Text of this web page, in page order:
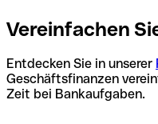
Vereinfachen
Entdecken Sie in unserer
Geschäftsfinanzen
Zeit bei Bankaufgaben.